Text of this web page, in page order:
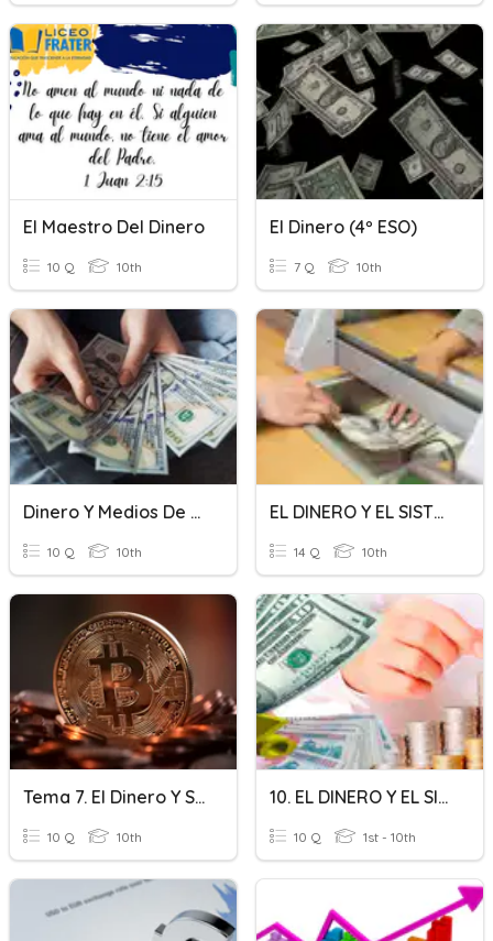
El Maestro Del Dinero
10 Q 10th
El Dinero (4º ESO)
7 Q 10th
Dinero Y Medios De Pago (I)
10 Q 10th
EL DINERO Y EL SISTEMA BANCARIO
14 Q 10th
Tema 7. El Dinero Y Sus Formas
10 Q 10th
10. EL DINERO Y EL SISTEMA BANCARIO
10 Q 1st - 10th